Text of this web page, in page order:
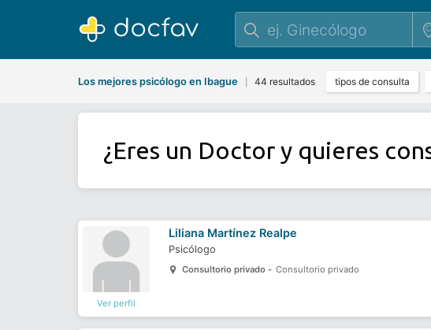
Los mejores psicólogo en Ibague 44 resultados tipos de consulta
¿Eres un Doctor y quieres
Ver perfil
Liliana Martínez Realpe
Psicólogo
Consultorio privado - Consultorio privado